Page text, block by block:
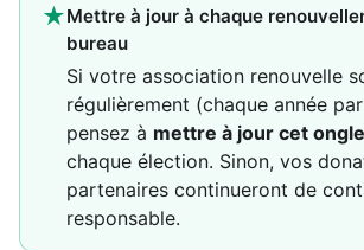
★Mettre à jour à chaque
bureau
Si votre association renouvelle
régulièrement (chaque année
pensez à mettre à jour cet
chaque élection. Sinon, vos
partenaires continueront de
responsable.